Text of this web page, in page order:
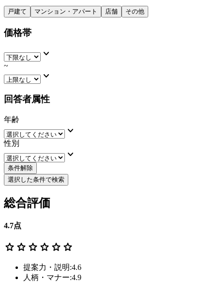
戸建て マンション・アパート 店舗 その他
価格帯
keyboard_arrow_down
~
keyboard_arrow_down
回答者属性
年齢
keyboard_arrow_down
性別
keyboard_arrow_down
条件解除
選択した条件で検索
総合評価
4.7点
star star star star star star
提案力・説明:4.6
人柄・マナー:4.9